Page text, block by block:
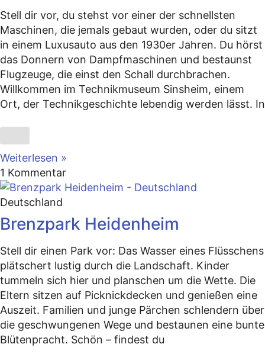
Stell dir vor, du stehst vor einer der schnellsten
Maschinen, die jemals gebaut wurden, oder du sitzt
in einem Luxusauto aus den 1930er Jahren. Du hörst
das Donnern von Dampfmaschinen und bestaunst
Flugzeuge, die einst den Schall durchbrachen.
Willkommen im Technikmuseum Sinsheim, einem
Ort, der Technikgeschichte lebendig werden lässt. In
Weiterlesen »
1 Kommentar
Deutschland
Brenzpark Heidenheim
Stell dir einen Park vor: Das Wasser eines Flüsschens
plätschert lustig durch die Landschaft. Kinder
tummeln sich hier und planschen um die Wette. Die
Eltern sitzen auf Picknickdecken und genießen eine
Auszeit. Familien und junge Pärchen schlendern über
die geschwungenen Wege und bestaunen eine bunte
Blütenpracht. Schön – findest du